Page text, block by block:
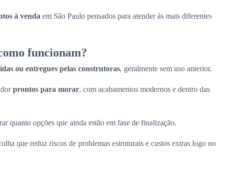
à venda em São Paulo pensados para atender às mais diferentes
funcionam?
ou entregues pelas construtoras, geralmente sem uso anterior.
prontos para morar, com acabamentos modernos e dentro das
quanto opções que ainda estão em fase de finalização.
que reduz riscos de problemas estruturais e custos extras logo no